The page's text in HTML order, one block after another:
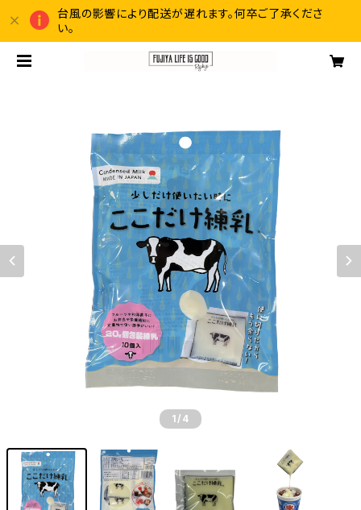
台風の影響により配送が遅れます。何卒ご了承くださ
い。
1 /4